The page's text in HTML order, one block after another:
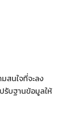
สนใจที่จะลง
บฐานข้อมูลให้